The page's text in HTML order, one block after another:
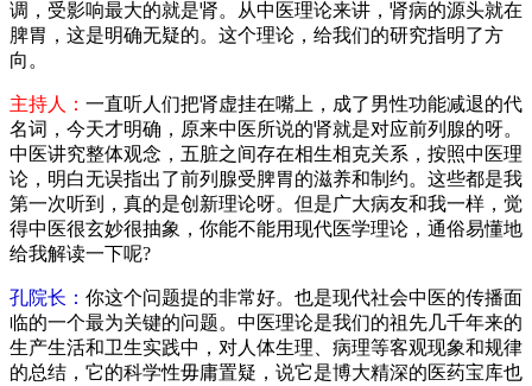
调，受影响最大的就是肾。从中医理论来讲，肾病的源头就在
脾胃，这是明确无疑的。这个理论，给我们的研究指明了方
向。
主持人： 一直听人们把肾虚挂在嘴上，成了男性功能减退的代
名词，今天才明确，原来中医所说的肾就是对应前列腺的呀。
中医讲究整体观念，五脏之间存在相生相克关系，按照中医理
论，明白无误指出了前列腺受脾胃的滋养和制约。这些都是我
第一次听到，真的是创新理论呀。但是广大病友和我一样，觉
得中医很玄妙很抽象，你能不能用现代医学理论，通俗易懂地
给我解读一下呢?
孔院长： 你这个问题提的非常好。也是现代社会中医的传播面
临的一个最为关键的问题。中医理论是我们的祖先几千年来的
生产生活和卫生实践中，对人体生理、病理等客观现象和规律
的总结，它的科学性毋庸置疑，说它是博大精深的医药宝库也